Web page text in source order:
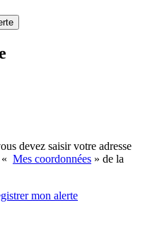
devez saisir votre adresse
Mes coordonnées » de la
mon alerte